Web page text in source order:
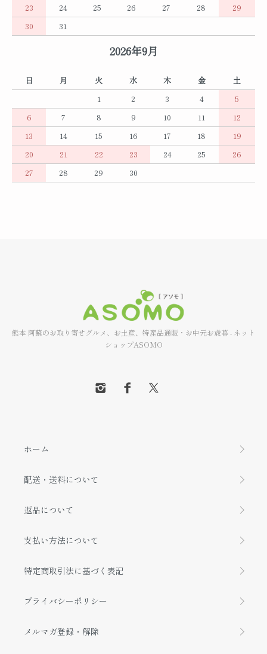
23
24 25 26 27 28
29
30
31
2026年9月
日 月 火 水 木 金
土
1
2 3 4
5
6
7 8 9 10 11
12
13
14 15 16 17 18
19
20
21 22 23 24 25
26
27
28 29 30
熊本 阿蘇のお取り寄せグルメ、お土産、特産品通販・お中元お歳暮 - ネット
ショップASOMO
ホーム
配送・送料について
返品について
支払い方法について
特定商取引法に基づく表記
プライバシーポリシー
メルマガ登録・解除